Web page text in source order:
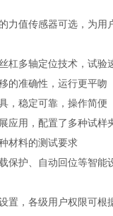
力值传感器可选，为用
杠多轴定位技术，试验
的准确性，运行更平吻
，稳定可靠，操作简便
应用，配置了多种试样
材料的测试要求
保护、自动回位等智能
置，各级用户权限可根